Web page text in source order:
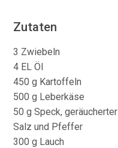
Zutaten
3 Zwiebeln
4 EL Öl
450 g Kartoffeln
500 g Leberkäse
50 g Speck, geräucherter
Salz und Pfeffer
300 g Lauch